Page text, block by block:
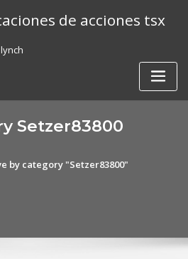
de acciones tsx
Setzer83800
by category "Setzer83800"